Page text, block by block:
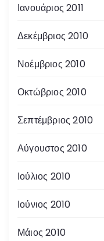
Ιανουάριος 2011
Δεκέμβριος 2010
Νοέμβριος 2010
Οκτώβριος 2010
Σεπτέμβριος 2010
Αύγουστος 2010
Ιούλιος 2010
Ιούνιος 2010
Μάιος 2010